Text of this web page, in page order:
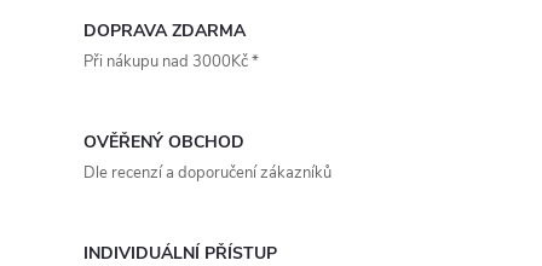
větrání. Jsou...DOPRAVA ZDARMA
Při nákupu nad 3000Kč *
OVĚŘENÝ OBCHOD
Dle recenzí a doporučení zákazníků
INDIVIDUÁLNÍ PŘÍSTUP